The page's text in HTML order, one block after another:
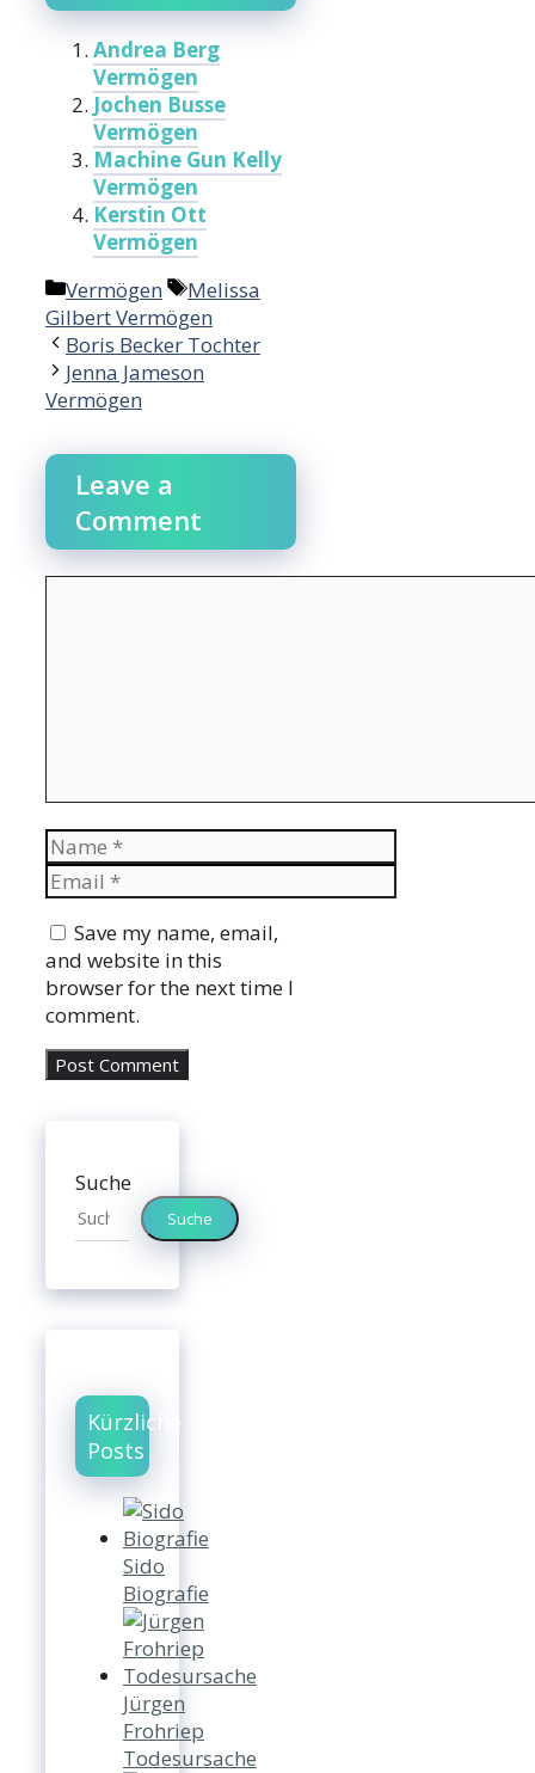
Andrea Berg
Vermögen
Jochen Busse
Vermögen
Machine Gun Kelly
Vermögen
Kerstin Ott
Vermögen
Categories
Vermögen Tags
Melissa
Gilbert Vermögen
Boris Becker Tochter
Jenna Jameson
Vermögen
Leave a
Comment
Name
Email
Save my name, email,
and website in this
browser for the next time I
comment.
Suche
Suche
Kürzliche
Posts
Sido
Biografie
Jürgen
Frohriep
Todesursache